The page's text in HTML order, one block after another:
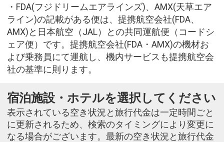
・FDA(フジドリームエアラインズ)、AMX(天草エア
ライン)の記載がある便は、提携航空会社(FDA、
AMX)と日本航空（JAL）との共同運航便（コードシ
ェア便）です。提携航空会社(FDA・AMX)の機材お
よび乗務員にて運航し、機内サービスも提携航空会
社の基準に則ります。
宿泊施設・ホテルを選択してください
表示されている空き状況と旅行代金は一定時間ごと
に更新されるため、検索のタイミングにより変更に
なる場合がございます。最新の空き状況と旅行代金